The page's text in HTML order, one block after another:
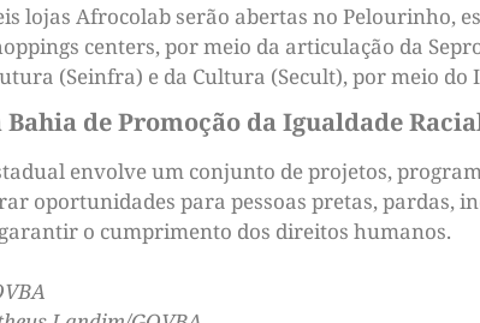
lojas Afrocolab serão abertas no Pelourinho,
centers, por meio da articulação da
(Seinfra) e da Cultura (Secult), por meio
Bahia de Promoção da Igualdade
envolve um conjunto de projetos,
oportunidades para pessoas pretas, pardas,
o cumprimento dos direitos humanos.